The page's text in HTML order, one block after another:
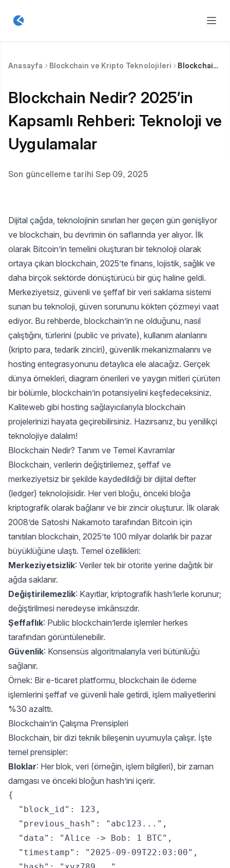
Anasayfa Blockchain ve Kripto Teknolojileri Blockchain Nedir? 2025’in Kapsamlı Rehberi: Teknoloji ve Uygulamalar
Blockchain Nedir? 2025’in
Kapsamlı Rehberi: Teknoloji ve
Uygulamalar
Son güncelleme tarihi Sep 09, 2025
Dijital çağda, teknolojinin sınırları her geçen gün genişliyor
ve blockchain, bu devrimin ön saflarında yer alıyor. İlk
olarak Bitcoin’in temelini oluşturan bir teknoloji olarak
ortaya çıkan blockchain, 2025’te finans, lojistik, sağlık ve
daha birçok sektörde dönüştürücü bir güç haline geldi.
Merkeziyetsiz, güvenli ve şeffaf bir veri saklama sistemi
sunan bu teknoloji, güven sorununu kökten çözmeyi vaat
ediyor. Bu rehberde, blockchain’in ne olduğunu, nasıl
çalıştığını, türlerini (public ve private), kullanım alanlarını
(kripto para, tedarik zinciri), güvenlik mekanizmalarını ve
hosting entegrasyonunu detaylıca ele alacağız. Gerçek
dünya örnekleri, diagram önerileri ve yaygın mitleri çürüten
bir bölümle, blockchain’in potansiyelini keşfedeceksiniz.
Kaliteweb gibi hosting sağlayıcılarıyla blockchain
projelerinizi hayata geçirebilirsiniz. Hazırsanız, bu yenilikçi
teknolojiye dalalım!
Blockchain Nedir? Tanım ve Temel Kavramlar
Blockchain, verilerin değiştirilemez, şeffaf ve
merkeziyetsiz bir şekilde kaydedildiği bir dijital defter
(ledger) teknolojisidir. Her veri bloğu, önceki bloğa
kriptografik olarak bağlanır ve bir zincir oluşturur. İlk olarak
2008’de Satoshi Nakamoto tarafından Bitcoin için
tanıtılan blockchain, 2025’te 100 milyar dolarlık bir pazar
büyüklüğüne ulaştı. Temel özellikleri:
Merkeziyetsizlik: Veriler tek bir otorite yerine dağıtık bir
ağda saklanır.
Değiştirilemezlik: Kayıtlar, kriptografik hash’lerle korunur;
değiştirilmesi neredeyse imkânsızdır.
Şeffaflık: Public blockchain’lerde işlemler herkes
tarafından görüntülenebilir.
Güvenlik: Konsensüs algoritmalarıyla veri bütünlüğü
sağlanır.
Örnek: Bir e-ticaret platformu, blockchain ile ödeme
işlemlerini şeffaf ve güvenli hale getirdi, işlem maliyetlerini
%30 azalttı.
Blockchain’in Çalışma Prensipleri
Blockchain, bir dizi teknik bileşenin uyumuyla çalışır. İşte
temel prensipler:
Bloklar: Her blok, veri (örneğin, işlem bilgileri), bir zaman
damgası ve önceki bloğun hash’ini içerir.
{
  "block_id": 123,
  "previous_hash": "abc123...",
  "data": "Alice -> Bob: 1 BTC",
  "timestamp": "2025-09-09T22:03:00",